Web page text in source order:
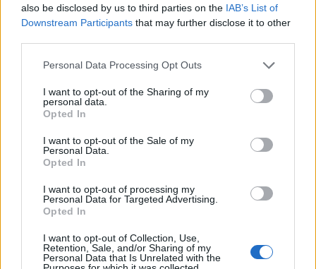
also be disclosed by us to third parties on the IAB’s List of
Downstream Participants that may further disclose it to other
Please note that this website/app uses one or more Google
not limited to your visit or usage behaviour. You may click to
grant or deny consent to Google and its third-party tags to
use your data for below specified purposes in below Google
consent section.
Personal Data Processing Opt Outs
I want to opt-out of the Sharing of my
personal data.
Opted In
I want to opt-out of the Sale of my
Personal Data.
Opted In
I want to opt-out of processing my
Personal Data for Targeted Advertising.
Opted In
I want to opt-out of Collection, Use,
Retention, Sale, and/or Sharing of my
Personal Data that Is Unrelated with the
Scopri le 301 offerte di lavoro disponibili a Lecce e
Sofia Ricci · 6 Ago 2026
PIÙ LETTI
Business Analysis CRM rif 20042
posizioni aperte
Lavoro in Puglia e Lombardia: scopri le ultime offerte e i